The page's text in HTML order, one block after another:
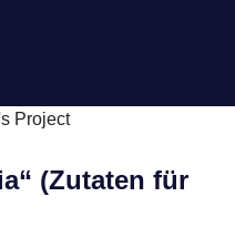
(Zutaten für